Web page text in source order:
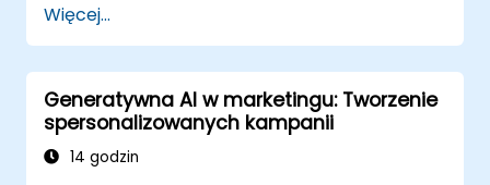
spersonalizowanego marketingu.
Integrować DeepSeek z narzędziami
automatyzacji marketingu do zarządzania
kampaniami.
Stosować analitykę predykcyjną do
przewidywania zachowań klientów i
Więcej...
Generatywna AI w marketingu: Tworzenie
spersonalizowanych kampanii
14 godzin